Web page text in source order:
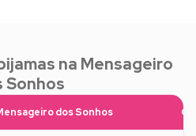
na Mensageiro
Sonhos
dos Sonhos